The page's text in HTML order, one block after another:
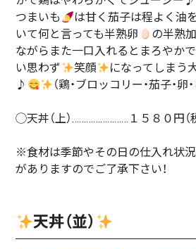
つまいも
は甘く茄子は程よく油
いて何と言っても半熟卵
の半熟
ながらまた一口入れるとまろやか
い思わず
笑顔
になってしまう
♪
（鶏・ブロッコリー・茄子・卵
◯天丼（上）……………………１５８０円（
※食材は季節やその日の仕入れ状
がありますのでご了承下さい！
天丼（並）